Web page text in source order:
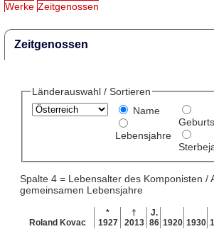
Werke Zeitgenossen
Zeitgenossen
Länderauswahl / Sortieren
Name
Lebensjahre
Spalte 4 = Lebensalter des Komponisten /
gemeinsamen Lebensjahre
Roland Kovac
*
1927
†
2013
J.
86 1920 1930